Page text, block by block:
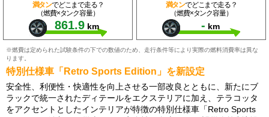
満タンでどこまで走る？
（燃費×タンク容量）
861.9 km
満タンでどこまで走る？
（燃費×タンク容量）
- km
※燃費は定められた試験条件の下での数値のため、走行条件等により実際の燃料消費率は異な
ります。
特別仕様車「Retro Sports Edition」を新設定
安全性、利便性・快適性を向上させる一部改良とともに、新たにブ
ラックで統一されたディテールをエクステリアに加え、テラコッタ
をアクセントとしたインテリアが特徴の特別仕様車「Retro Sports